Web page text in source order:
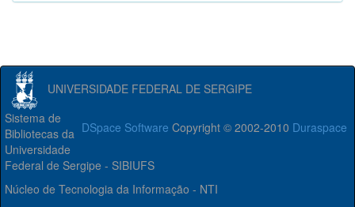
UNIVERSIDADE FEDERAL DE SERGIPE
DSpace Software Copyright © 2002-2010 Duraspace
Sistema de
Bibliotecas da
Universidade
Federal de Sergipe - SIBIUFS
Núcleo de Tecnologia da Informação - NTI